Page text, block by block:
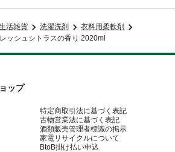
活雑貨 洗濯洗剤
衣料用柔軟剤
ッシュシトラスの香り 2020ml
ップ
特定商取引法に基づく表記
古物営業法に基づく表記
酒類販売管理者標識の掲示
家電リサイクルについて
BtoB掛け払い申込